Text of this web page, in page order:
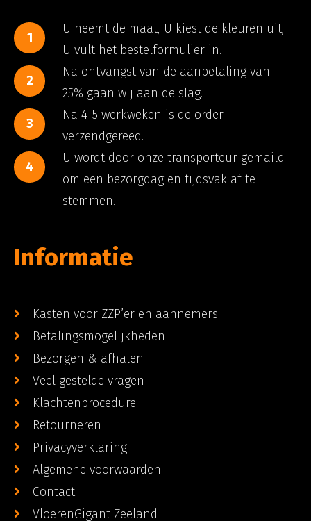
1
U neemt de maat, U kiest de kleuren uit,
U vult het bestelformulier in.
2
Na ontvangst van de aanbetaling van
25% gaan wij aan de slag.
3
Na 4-5 werkweken is de order
verzendgereed.
4
U wordt door onze transporteur gemaild
om een bezorgdag en tijdsvak af te
stemmen.
Informatie
Kasten voor ZZP’er en aannemers
Betalingsmogelijkheden
Bezorgen & afhalen
Veel gestelde vragen
Klachtenprocedure
Retourneren
Privacyverklaring
Algemene voorwaarden
Contact
VloerenGigant Zeeland